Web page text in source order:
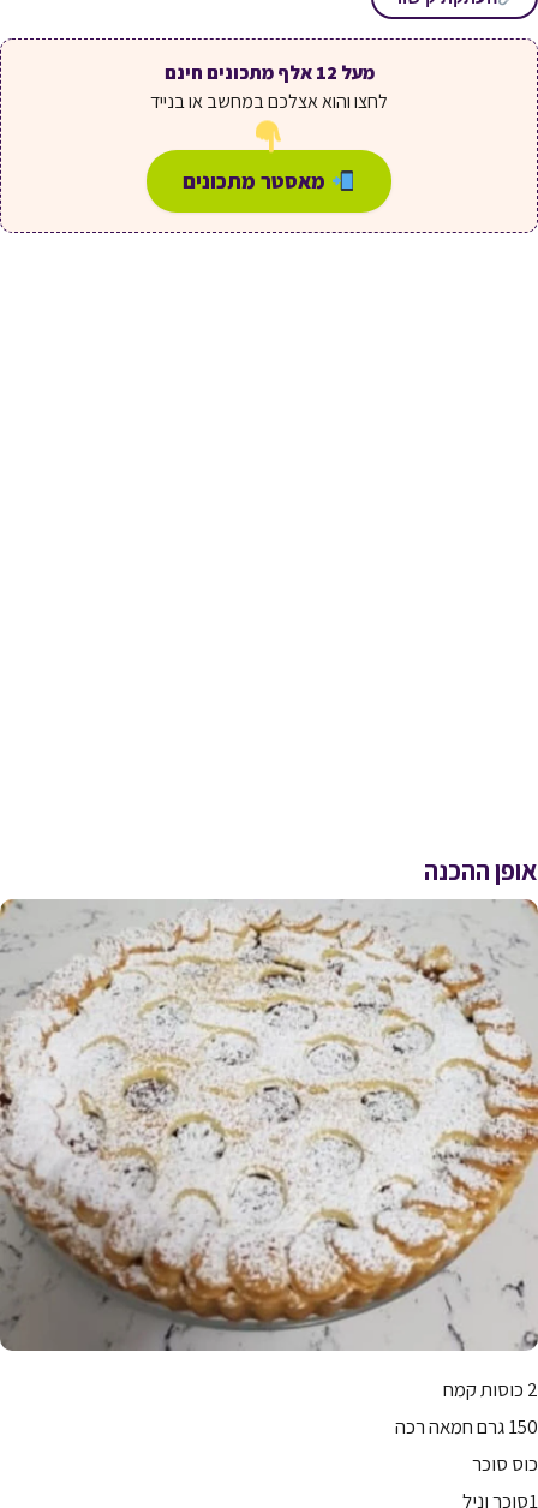
מעל 12 אלף מתכונים חינם
לחצו והוא אצלכם במחשב או בנייד
מאסטר מתכונים
אופן ההכנה
2 כוסות קמח
150 גרם חמאה רכה
כוס סוכר
1סוכר וניל